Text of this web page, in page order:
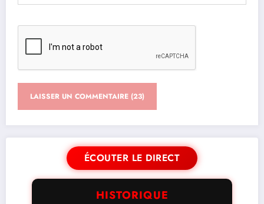
ÉCOUTER LE DIRECT
HISTORIQUE